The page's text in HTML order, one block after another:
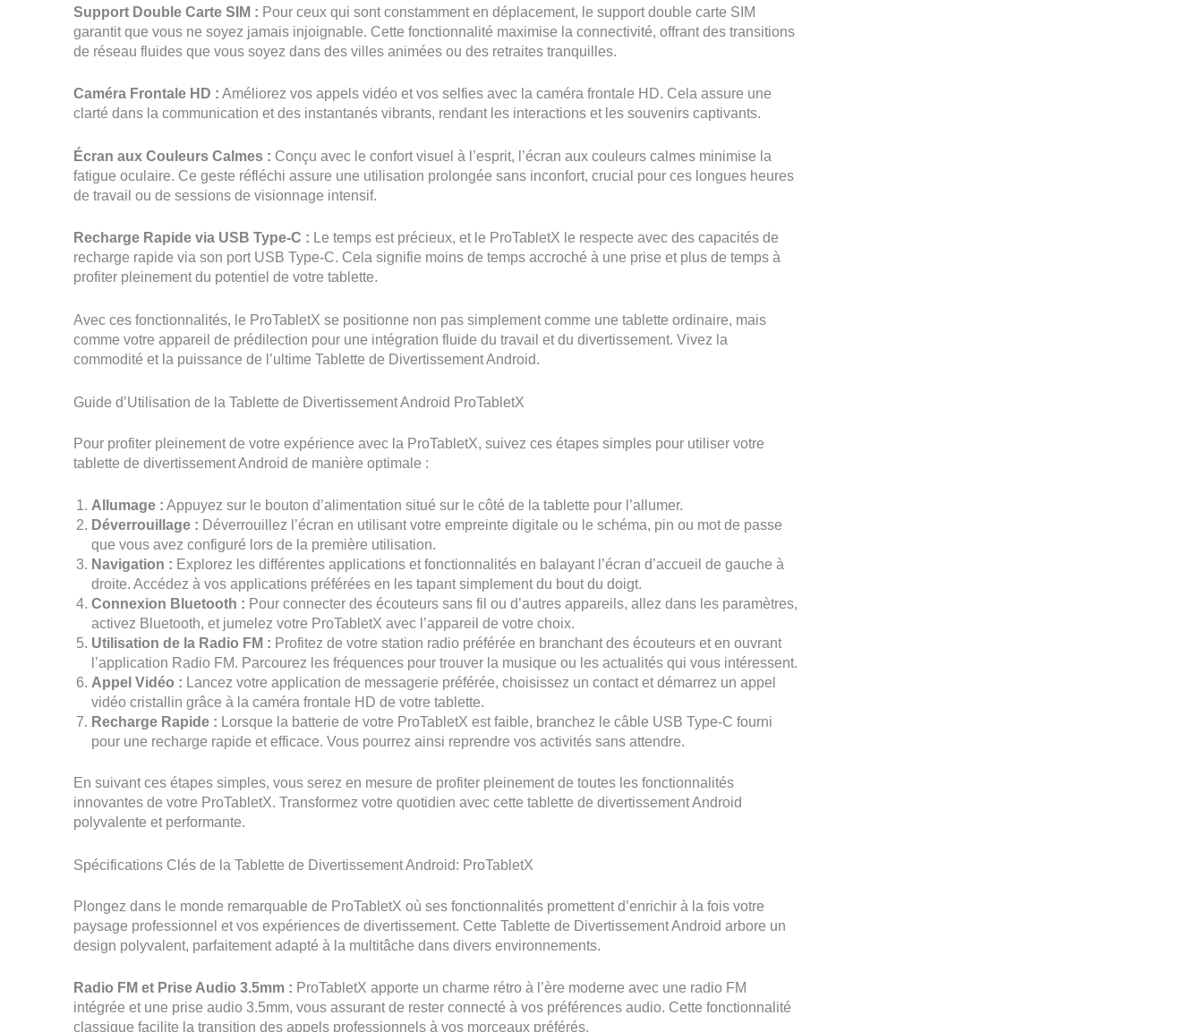
Support Double Carte SIM : Pour ceux qui sont constamment en déplacement, le support double carte SIM
garantit que vous ne soyez jamais injoignable. Cette fonctionnalité maximise la connectivité, offrant des transitions
de réseau fluides que vous soyez dans des villes animées ou des retraites tranquilles.
Caméra Frontale HD : Améliorez vos appels vidéo et vos selfies avec la caméra frontale HD. Cela assure une
clarté dans la communication et des instantanés vibrants, rendant les interactions et les souvenirs captivants.
Écran aux Couleurs Calmes : Conçu avec le confort visuel à l’esprit, l’écran aux couleurs calmes minimise la
fatigue oculaire. Ce geste réfléchi assure une utilisation prolongée sans inconfort, crucial pour ces longues heures
de travail ou de sessions de visionnage intensif.
Recharge Rapide via USB Type-C : Le temps est précieux, et le ProTabletX le respecte avec des capacités de
recharge rapide via son port USB Type-C. Cela signifie moins de temps accroché à une prise et plus de temps à
profiter pleinement du potentiel de votre tablette.
Avec ces fonctionnalités, le ProTabletX se positionne non pas simplement comme une tablette ordinaire, mais
comme votre appareil de prédilection pour une intégration fluide du travail et du divertissement. Vivez la
commodité et la puissance de l’ultime Tablette de Divertissement Android.
Guide d’Utilisation de la Tablette de Divertissement Android ProTabletX
Pour profiter pleinement de votre expérience avec la ProTabletX, suivez ces étapes simples pour utiliser votre
tablette de divertissement Android de manière optimale :
Allumage : Appuyez sur le bouton d’alimentation situé sur le côté de la tablette pour l’allumer.
Déverrouillage : Déverrouillez l’écran en utilisant votre empreinte digitale ou le schéma, pin ou mot de passe
que vous avez configuré lors de la première utilisation.
Navigation : Explorez les différentes applications et fonctionnalités en balayant l’écran d’accueil de gauche à
droite. Accédez à vos applications préférées en les tapant simplement du bout du doigt.
Connexion Bluetooth : Pour connecter des écouteurs sans fil ou d’autres appareils, allez dans les paramètres,
activez Bluetooth, et jumelez votre ProTabletX avec l’appareil de votre choix.
Utilisation de la Radio FM : Profitez de votre station radio préférée en branchant des écouteurs et en ouvrant
l’application Radio FM. Parcourez les fréquences pour trouver la musique ou les actualités qui vous intéressent.
Appel Vidéo : Lancez votre application de messagerie préférée, choisissez un contact et démarrez un appel
vidéo cristallin grâce à la caméra frontale HD de votre tablette.
Recharge Rapide : Lorsque la batterie de votre ProTabletX est faible, branchez le câble USB Type-C fourni
pour une recharge rapide et efficace. Vous pourrez ainsi reprendre vos activités sans attendre.
En suivant ces étapes simples, vous serez en mesure de profiter pleinement de toutes les fonctionnalités
innovantes de votre ProTabletX. Transformez votre quotidien avec cette tablette de divertissement Android
polyvalente et performante.
Spécifications Clés de la Tablette de Divertissement Android: ProTabletX
Plongez dans le monde remarquable de ProTabletX où ses fonctionnalités promettent d’enrichir à la fois votre
paysage professionnel et vos expériences de divertissement. Cette Tablette de Divertissement Android arbore un
design polyvalent, parfaitement adapté à la multitâche dans divers environnements.
Radio FM et Prise Audio 3.5mm : ProTabletX apporte un charme rétro à l’ère moderne avec une radio FM
intégrée et une prise audio 3.5mm, vous assurant de rester connecté à vos préférences audio. Cette fonctionnalité
classique facilite la transition des appels professionnels à vos morceaux préférés.